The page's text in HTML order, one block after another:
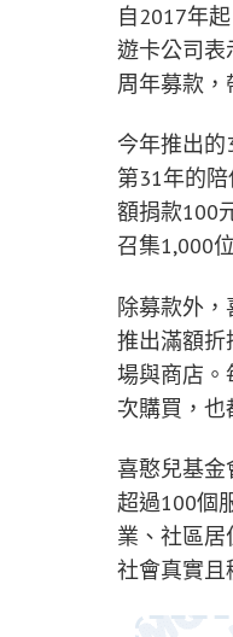
自2017年
遊卡公司表
周年募款，
今年推出
第31年的
額捐款100
召集1,000
除募款外
推出滿額折
場與商店。
次購買，也
喜憨兒基金
超過100個
業、社區
社會真實且